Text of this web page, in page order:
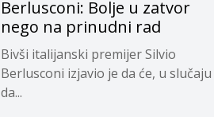
Berlusconi: Bolje u zatvor
nego na prinudni rad
Bivši italijanski premijer Silvio
Berlusconi izjavio je da će, u slučaju
da...